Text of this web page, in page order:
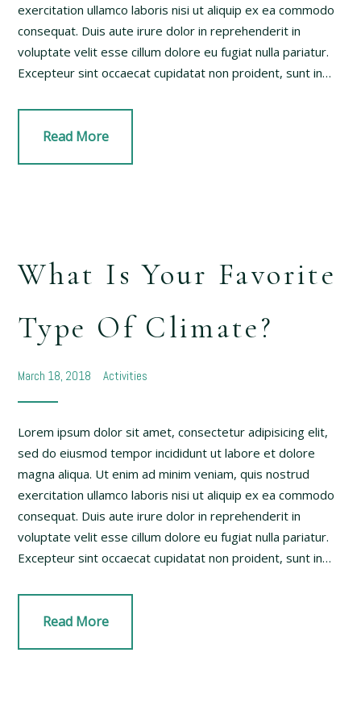
exercitation ullamco laboris nisi ut aliquip ex ea commodo
consequat. Duis aute irure dolor in reprehenderit in
voluptate velit esse cillum dolore eu fugiat nulla pariatur.
Excepteur sint occaecat cupidatat non proident, sunt in…
Read More
What Is Your Favorite
Type Of Climate?
March 18, 2018 Activities
Lorem ipsum dolor sit amet, consectetur adipisicing elit,
sed do eiusmod tempor incididunt ut labore et dolore
magna aliqua. Ut enim ad minim veniam, quis nostrud
exercitation ullamco laboris nisi ut aliquip ex ea commodo
consequat. Duis aute irure dolor in reprehenderit in
voluptate velit esse cillum dolore eu fugiat nulla pariatur.
Excepteur sint occaecat cupidatat non proident, sunt in…
Read More